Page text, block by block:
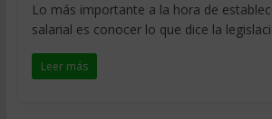
Lo más importante a la hora de
salarial es conocer lo que dice la
Leer más